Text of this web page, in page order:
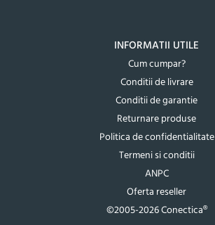
INFORMATII UTILE
Cum cumpar?
Conditii de livrare
Conditii de garantie
Returnare produse
Politica de confidentialitate
Termeni si conditii
ANPC
Oferta reseller
©2005-2026 Conectica®